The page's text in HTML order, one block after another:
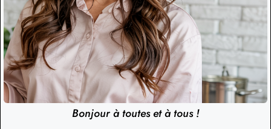
Bonjour à toutes et à tous !